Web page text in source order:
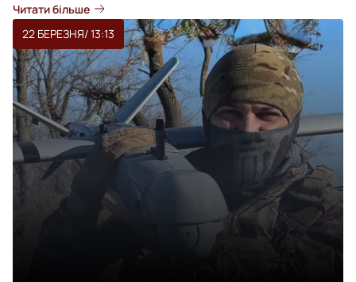
Читати більше
22 БЕРЕЗНЯ/ 13:13